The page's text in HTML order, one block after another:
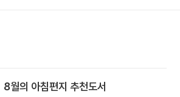
8월의 아침편지 추천도서